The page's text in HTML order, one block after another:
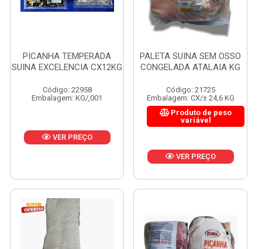
PICANHA TEMPERADA
SUINA EXCELENCIA CX12KG
Código: 22958
Embalagem: KG/,001
VER PREÇO
PALETA SUINA SEM OSSO
CONGELADA ATALAIA KG
Código: 21725
Embalagem: CX/± 24,6 KG
Produto de peso
variável
VER PREÇO